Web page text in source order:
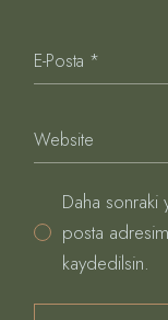
Daha sonraki
posta
kaydedilsin.